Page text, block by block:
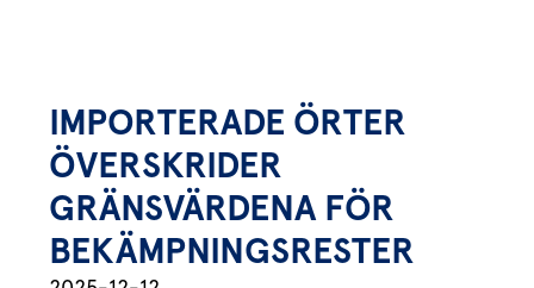
Örtolja
Örtsalt & rub
Citronmeliss
Vårt sortiment
Våra färska örter
Dressingen gör salladen
IMPORTERADE ÖRTER
ÖVERSKRIDER
GRÄNSVÄRDENA FÖR
BEKÄMPNINGSRESTER